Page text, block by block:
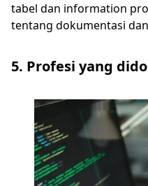
tabel dan information
tentang dokumentasi
5. Profesi yang